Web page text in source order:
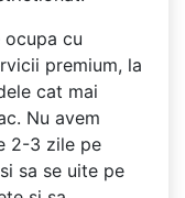
ocupa cu
premium, la
cat mai
Nu avem
2-3 zile pe
sa se uite pe